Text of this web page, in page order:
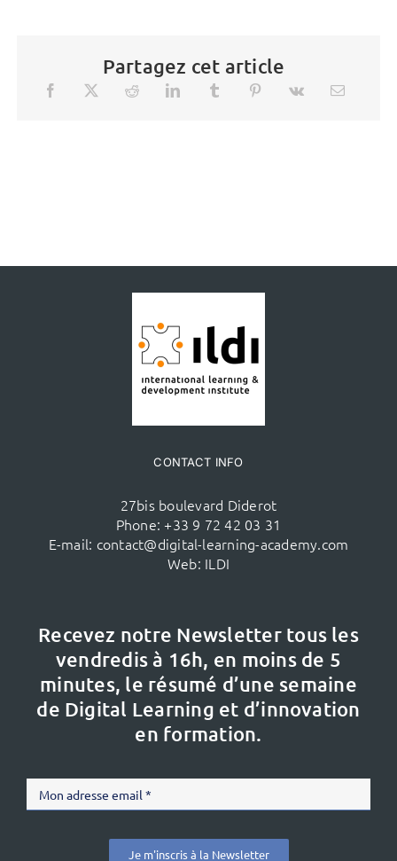
Partagez cet article
CONTACT INFO
27bis boulevard Diderot
Phone: +33 9 72 42 03 31
E-mail: contact@digital-learning-academy.com
Web: ILDI
Recevez notre Newsletter tous les
vendredis à 16h, en moins de 5
minutes, le résumé d’une semaine
de Digital Learning et d’innovation
en formation.
Je m'inscris à la Newsletter